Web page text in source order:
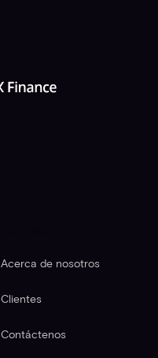
Acerca de nosotros
Clientes
Contáctenos